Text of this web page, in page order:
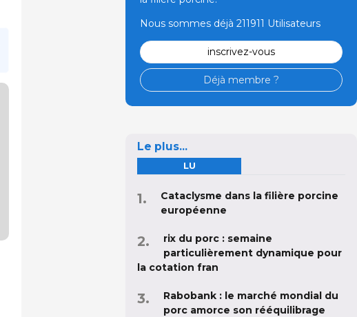
Nous sommes déjà 211911 Utilisateurs
inscrivez-vous
Déjà membre ?
Le plus...
LU
Cataclysme dans la filière porcine
européenne
rix du porc : semaine
particulièrement dynamique pour
la cotation fran
Rabobank : le marché mondial du
porc amorce son rééquilibrage